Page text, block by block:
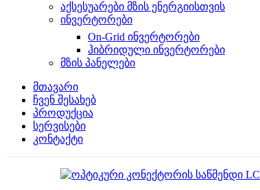
აქსესუარები მზის ენერგიისთვის
ინვერტორები
On-Grid ინვერტორები
ჰიბრიდული ინვერტორები
მზის პანელები
მთავარი
ჩვენ შესახებ
პროდუქცია
სერვისები
კონტაქტი